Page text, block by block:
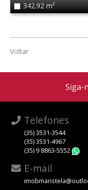
342.92 m²
Voltar
Siga-
Telefones
(35) 3531-3544
(35) 3531-4967
(35) 9 8863-5552
E-mail